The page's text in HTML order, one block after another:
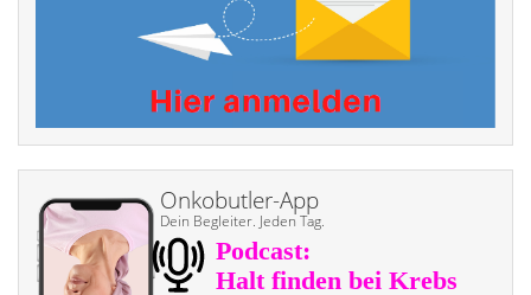
Onkobutler-App
Dein Begleiter. Jeden Tag.